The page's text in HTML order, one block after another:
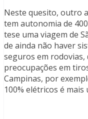
Neste quesito, outro
tem autonomia de
tese uma viagem de
de ainda não haver
seguros em
preocupações em
Campinas, por
100% elétricos é mais